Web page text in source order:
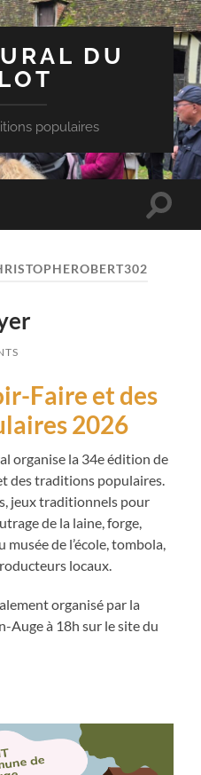
DU
populaires
Toggle
Faire et des
2026
organise la 34e édition de
des traditions populaires.
jeux traditionnels pour
de la laine, forge,
de l’école, tombola,
locaux.
organisé par la
Auge à 18h sur le site du